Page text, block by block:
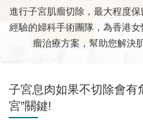
進行子宮肌瘤切除，最大程度
經驗的婦科手術團隊，為香港
瘤治療方案，幫助您解決
子宮息肉如果不切除會有
宮”關鍵!